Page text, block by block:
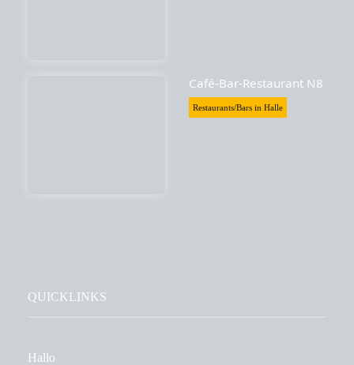
Café-Bar-Restaurant N8
Restaurants/Bars in Halle
QUICKLINKS
Hallo